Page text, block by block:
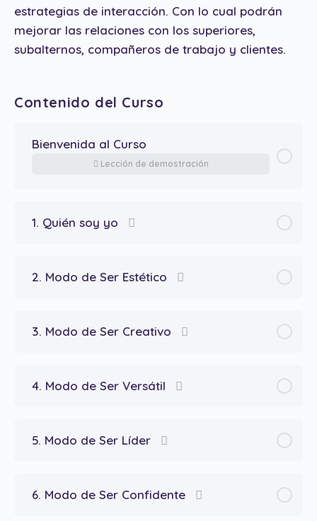
estrategias de interacción. Con lo cual podrán
mejorar las relaciones con los superiores,
subalternos, compañeros de trabajo y clientes.
Contenido del Curso
Bienvenida al Curso
Lección de demostración
1. Quién soy yo
2. Modo de Ser Estético
3. Modo de Ser Creativo
4. Modo de Ser Versátil
5. Modo de Ser Líder
6. Modo de Ser Confidente